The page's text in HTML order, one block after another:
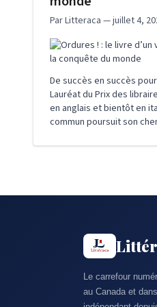
Par Litteraca — juillet 4,
De succès en succès
Lauréat du Prix des
en anglais et bientôt en
commun poursuit son
Littér
Le carrefour
au Canada et